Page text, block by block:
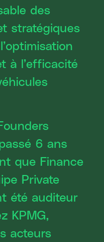
des
stratégiques
à l’efficacité
6 ans
que Finance
Private
été auditeur
KPMG,
acteurs